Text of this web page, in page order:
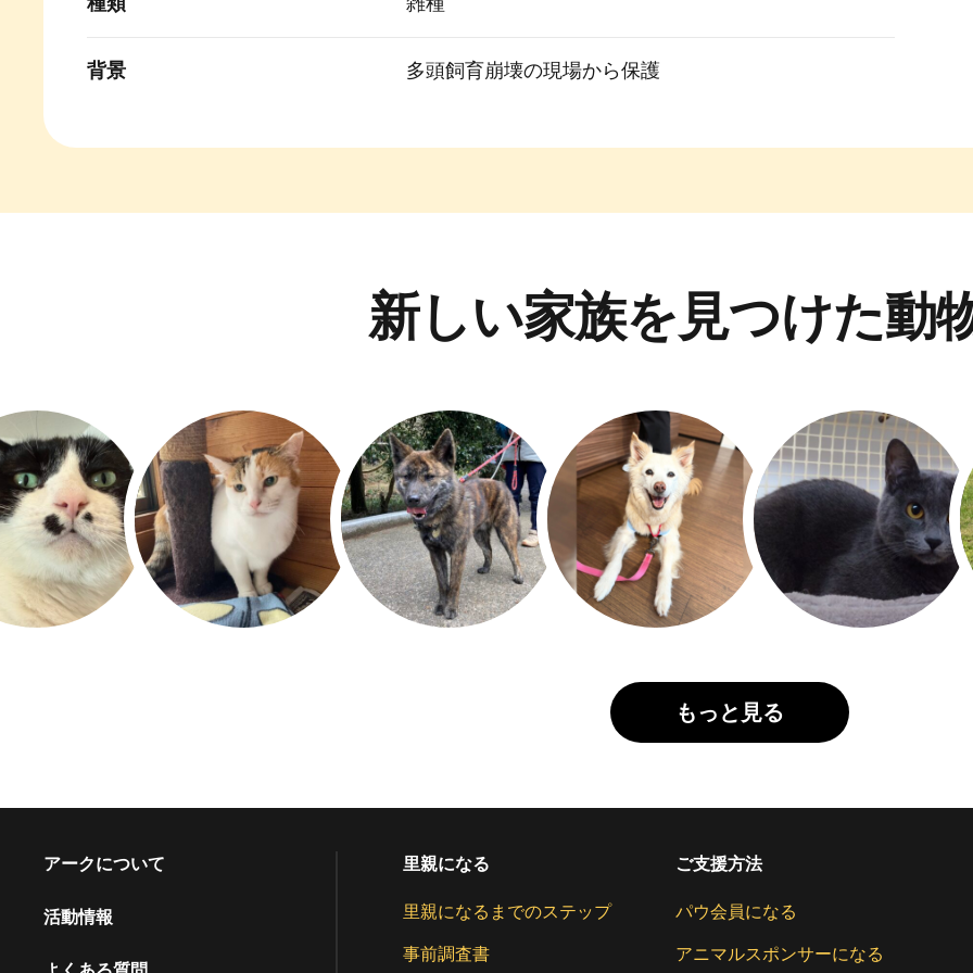
背景 多頭飼育崩壊の現場から保護
新しい家族を見つけた動
もっと見る
アークについて
活動情報
里親になる
里親になるまでのステップ
事前調査書
ご支援方法
パウ会員になる
アニマルスポンサーになる